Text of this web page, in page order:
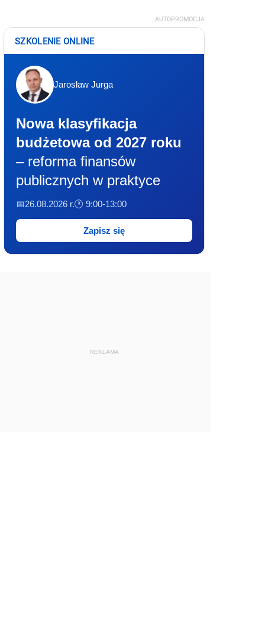
AUTOPROMOCJA
SZKOLENIE ONLINE
Jarosław Jurga
Nowa klasyfikacja
budżetowa od 2027 roku
– reforma finansów
publicznych w praktyce
📅26.08.2026 r.🕐 9:00-13:00
Zapisz się
REKLAMA